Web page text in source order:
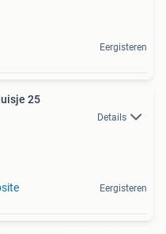
Eergisteren
25
Details
Eergisteren